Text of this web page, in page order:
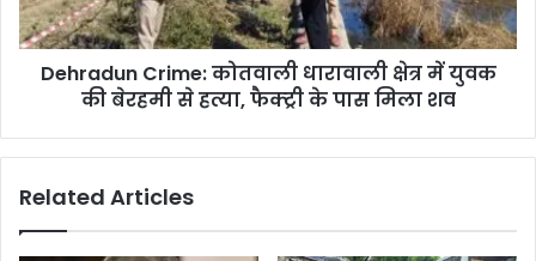
Dehradun Crime: कोतवाली धारावाली क्षेत्र में युवक
की बेरहमी से हत्या, फैक्ट्री के पास मिला शव
Related Articles